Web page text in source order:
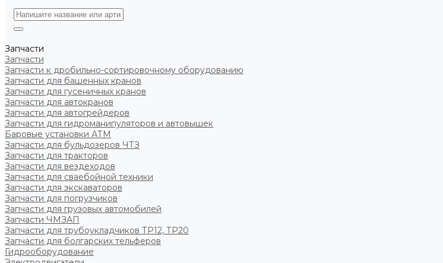
Запчасти
Запчасти
Запчасти к дробильно-сортировочному оборудованию
Запчасти для башенных кранов
Запчасти для гусеничных кранов
Запчасти для автокранов
Запчасти для автогрейдеров
Запчасти для гидроманипуляторов и автовышек
Баровые установки АТМ
Запчасти для бульдозеров ЧТЗ
Запчасти для тракторов
Запчасти для вездеходов
Запчасти для сваебойной техники
Запчасти для экскаваторов
Запчасти для погрузчиков
Запчасти для грузовых автомобилей
Запчасти ЧМЗАП
Запчасти для трубоукладчиков ТР12, ТР20
Запчасти для болгарских тельферов
Гидрооборудование